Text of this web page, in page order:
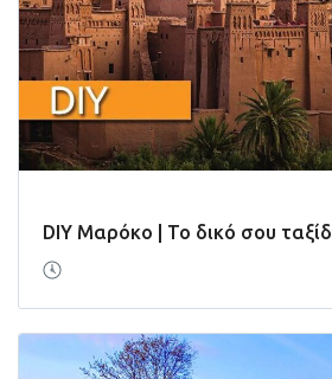
DIY Μαρόκο | Το δικό σου